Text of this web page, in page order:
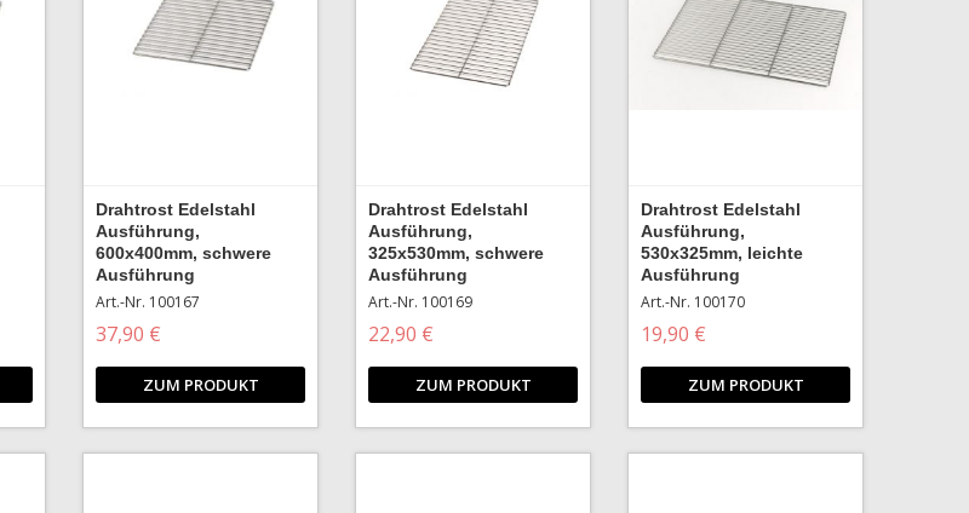
Drahtrost Edelstahl
Ausführung,
600x400mm, schwere
Ausführung
Art.-Nr. 100167
37,90 €
ZUM PRODUKT
Drahtrost Edelstahl
Ausführung,
325x530mm, schwere
Ausführung
Art.-Nr. 100169
22,90 €
ZUM PRODUKT
Drahtrost Edelstahl
Ausführung,
530x325mm, leichte
Ausführung
Art.-Nr. 100170
19,90 €
ZUM PRODUKT